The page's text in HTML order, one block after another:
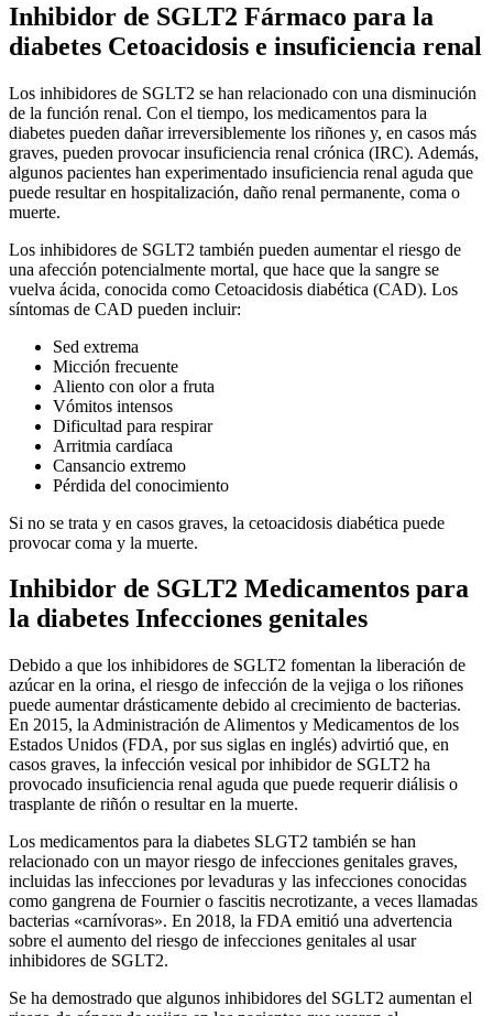
Inhibidor de SGLT2 Fármaco para la
diabetes Cetoacidosis e insuficiencia renal
Los inhibidores de SGLT2 se han relacionado con una disminución
de la función renal. Con el tiempo, los medicamentos para la
diabetes pueden dañar irreversiblemente los riñones y, en casos más
graves, pueden provocar insuficiencia renal crónica (IRC). Además,
algunos pacientes han experimentado insuficiencia renal aguda que
puede resultar en hospitalización, daño renal permanente, coma o
muerte.
Los inhibidores de SGLT2 también pueden aumentar el riesgo de
una afección potencialmente mortal, que hace que la sangre se
vuelva ácida, conocida como Cetoacidosis diabética (CAD). Los
síntomas de CAD pueden incluir:
Sed extrema
Micción frecuente
Aliento con olor a fruta
Vómitos intensos
Dificultad para respirar
Arritmia cardíaca
Cansancio extremo
Pérdida del conocimiento
Si no se trata y en casos graves, la cetoacidosis diabética puede
provocar coma y la muerte.
Inhibidor de SGLT2 Medicamentos para
la diabetes Infecciones genitales
Debido a que los inhibidores de SGLT2 fomentan la liberación de
azúcar en la orina, el riesgo de infección de la vejiga o los riñones
puede aumentar drásticamente debido al crecimiento de bacterias.
En 2015, la Administración de Alimentos y Medicamentos de los
Estados Unidos (FDA, por sus siglas en inglés) advirtió que, en
casos graves, la infección vesical por inhibidor de SGLT2 ha
provocado insuficiencia renal aguda que puede requerir diálisis o
trasplante de riñón o resultar en la muerte.
Los medicamentos para la diabetes SLGT2 también se han
relacionado con un mayor riesgo de infecciones genitales graves,
incluidas las infecciones por levaduras y las infecciones conocidas
como gangrena de Fournier o fascitis necrotizante, a veces llamadas
bacterias «carnívoras». En 2018, la FDA emitió una advertencia
sobre el aumento del riesgo de infecciones genitales al usar
inhibidores de SGLT2.
Se ha demostrado que algunos inhibidores del SGLT2 aumentan el